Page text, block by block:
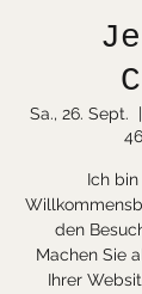
Sa., 26. Sept.
  |
Ich
den
Machen Sie
Ihrer